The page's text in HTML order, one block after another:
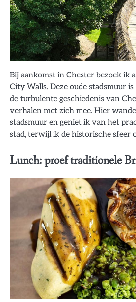
Bij aankomst in Chester bezoek ik
City Walls. Deze oude stadsmuur
de turbulente geschiedenis van
verhalen met zich mee. Hier
stadsmuur en geniet ik van het
stad, terwijl ik de historische sfeer
Lunch: proef traditionele